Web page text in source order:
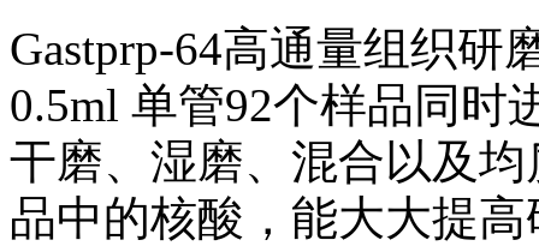
Gastprp-64高通量组织研
0.5ml 单管92个样品同时
干磨、湿磨、混合以及
品中的核酸，能大大提